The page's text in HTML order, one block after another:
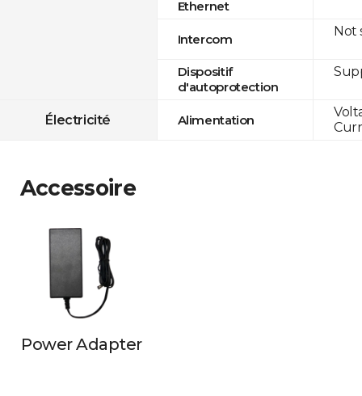
Ethernet
Intercom
Dispositif
d'autoprotection
Électricité Alimentation
Not
Accessoire
Power Adapter